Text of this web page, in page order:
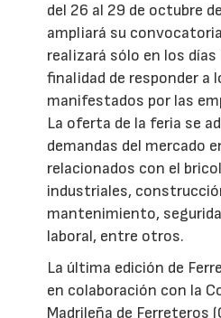
del 26 al 29 de octubre
ampliará su
realizará sólo en los
finalidad de responder a
manifestados por las
La oferta de la feria se
demandas del mercado
relacionados con el
industriales,
mantenimiento,
laboral, entre otros.
La última edición de
en colaboración con la
Madrileña de Ferreteros